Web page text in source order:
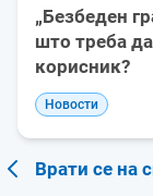
„Безбеден
што треба
корисник?
Новости
Врати се на